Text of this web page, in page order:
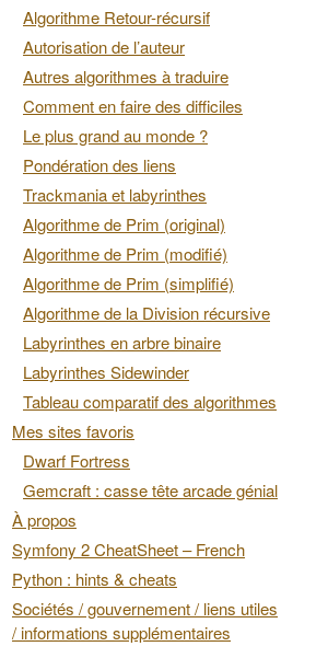
Algorithme Retour-récursif
Autorisation de l’auteur
Autres algorithmes à traduire
Comment en faire des difficiles
Le plus grand au monde ?
Pondération des liens
Trackmania et labyrinthes
Algorithme de Prim (original)
Algorithme de Prim (modifié)
Algorithme de Prim (simplifié)
Algorithme de la Division récursive
Labyrinthes en arbre binaire
Labyrinthes Sidewinder
Tableau comparatif des algorithmes
Mes sites favoris
Dwarf Fortress
Gemcraft : casse tête arcade génial
À propos
Symfony 2 CheatSheet – French
Python : hints & cheats
Sociétés / gouvernement / liens utiles
/ informations supplémentaires